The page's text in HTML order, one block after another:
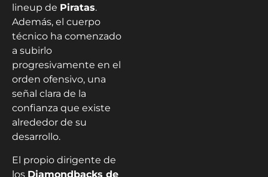
lineup de Piratas.
Además, el cuerpo
técnico ha comenzado
a subirlo
progresivamente en el
orden ofensivo, una
señal clara de la
confianza que existe
alrededor de su
desarrollo.
El propio dirigente de
los Diamondbacks de